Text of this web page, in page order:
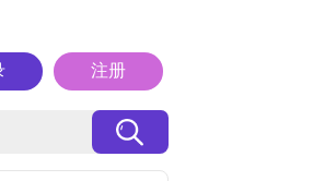
注册